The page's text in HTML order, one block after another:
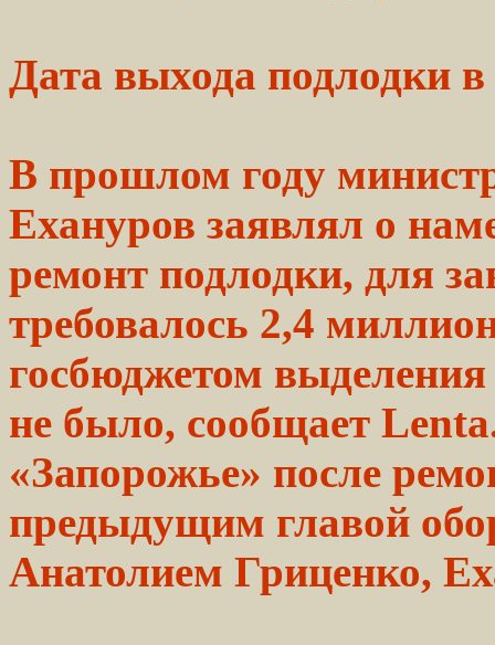
Дата выхода подлодки в
В прошлом году
Ехануров заявлял о
ремонт подлодки, для
требовалось 2,4
госбюджетом
не было, сообщает
«Запорожье» после
предыдущим главой
Анатолием Гриценко,